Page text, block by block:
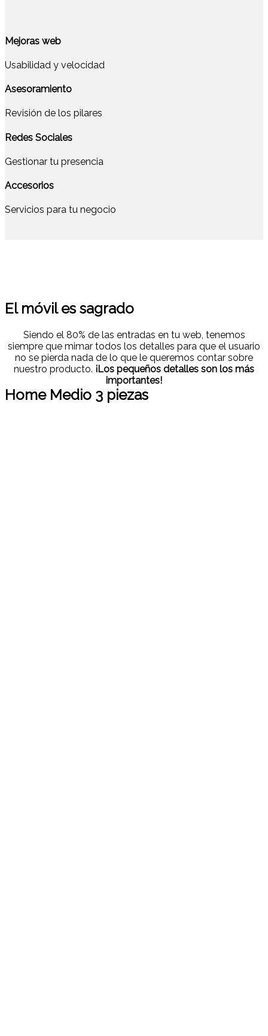
Mejoras web
Usabilidad y velocidad
Asesoramiento
Revisión de los pilares
Redes Sociales
Gestionar tu presencia
Accesorios
Servicios para tu negocio
El móvil es sagrado
Siendo el 80% de las entradas en tu web, tenemos
siempre que mimar todos los detalles para que el usuario
no se pierda nada de lo que le queremos contar sobre
nuestro producto. ¡Los pequeños detalles son los más
importantes!
Home Medio 3 piezas